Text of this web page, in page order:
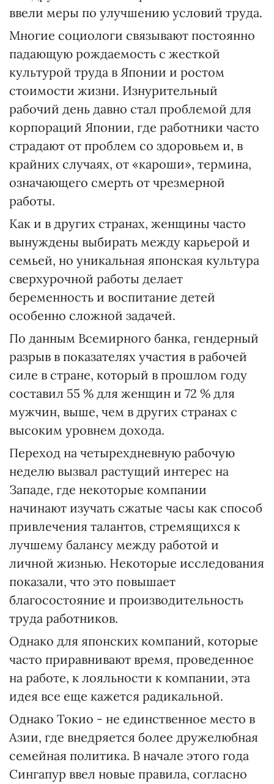
ввели меры по улучшению условий труда.
Многие социологи связывают постоянно
падающую рождаемость с жесткой
культурой труда в Японии и ростом
стоимости жизни. Изнурительный
рабочий день давно стал проблемой для
корпораций Японии, где работники часто
страдают от проблем со здоровьем и, в
крайних случаях, от «кароши», термина,
означающего смерть от чрезмерной
работы.
Как и в других странах, женщины часто
вынуждены выбирать между карьерой и
семьей, но уникальная японская культура
сверхурочной работы делает
беременность и воспитание детей
особенно сложной задачей.
По данным Всемирного банка, гендерный
разрыв в показателях участия в рабочей
силе в стране, который в прошлом году
составил 55 % для женщин и 72 % для
мужчин, выше, чем в других странах с
высоким уровнем дохода.
Переход на четырехдневную рабочую
неделю вызвал растущий интерес на
Западе, где некоторые компании
начинают изучать сжатые часы как способ
привлечения талантов, стремящихся к
лучшему балансу между работой и
личной жизнью. Некоторые исследования
показали, что это повышает
благосостояние и производительность
труда работников.
Однако для японских компаний, которые
часто приравнивают время, проведенное
на работе, к лояльности к компании, эта
идея все еще кажется радикальной.
Однако Токио - не единственное место в
Азии, где внедряется более дружелюбная
семейная политика. В начале этого года
Сингапур ввел новые правила, согласно